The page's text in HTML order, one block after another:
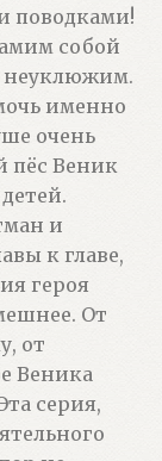
поводками!
собой
неуклюжим.
именно
очень
пёс Веник
и
к главе,
героя
От
от
Веника
серия,